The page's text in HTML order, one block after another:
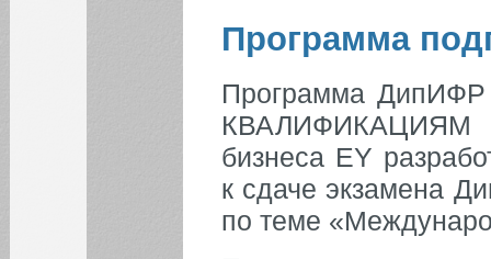
Программа
Программа
КВАЛИФИКАЦИЯМ
бизнеса EY
к сдаче экзамена
по теме